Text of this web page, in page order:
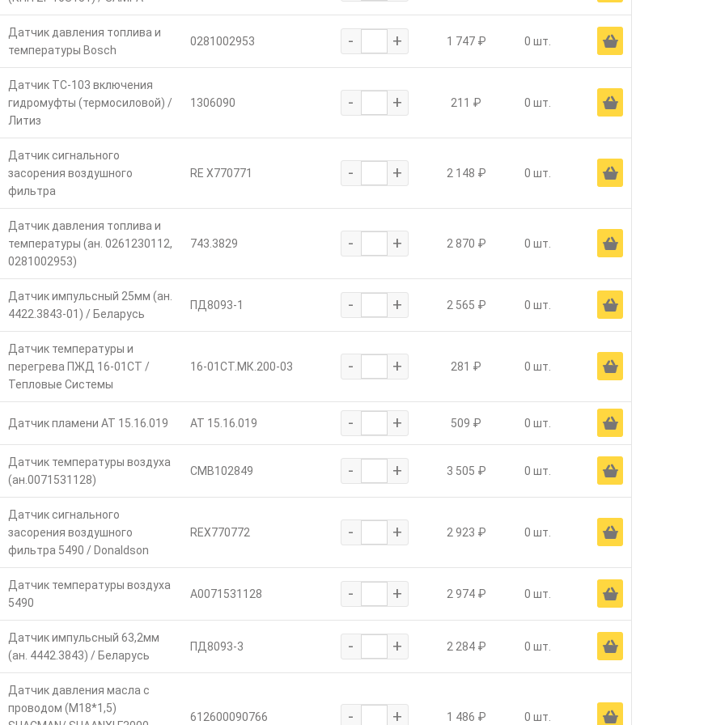
Датчик давления топлива и
температуры Bosch
0281002953 - + 1 747 ₽ 0 шт. Ä
Датчик ТС-103 включения
гидромуфты (термосиловой) /
Литиз
1306090 - + 211 ₽ 0 шт. Ä
Датчик сигнального
засорения воздушного
фильтра
RE X770771 - + 2 148 ₽ 0 шт. Ä
Датчик давления топлива и
температуры (ан. 0261230112,
0281002953)
743.3829 - + 2 870 ₽ 0 шт. Ä
Датчик импульсный 25мм (ан.
4422.3843-01) / Беларусь
ПД8093-1 - + 2 565 ₽ 0 шт. Ä
Датчик температуры и
перегрева ПЖД 16-01СТ /
Тепловые Системы
16-01СТ.МК.200-03 - + 281 ₽ 0 шт. Ä
Датчик пламени АТ 15.16.019 АТ 15.16.019 - + 509 ₽ 0 шт. Ä
Датчик температуры воздуха
(ан.0071531128)
CMB102849 - + 3 505 ₽ 0 шт. Ä
Датчик сигнального
засорения воздушного
фильтра 5490 / Donaldson
REX770772 - + 2 923 ₽ 0 шт. Ä
Датчик температуры воздуха
5490
A0071531128 - + 2 974 ₽ 0 шт. Ä
Датчик импульсный 63,2мм
(ан. 4442.3843) / Беларусь
ПД8093-3 - + 2 284 ₽ 0 шт. Ä
Датчик давления масла с
проводом (М18*1,5)
612600090766 - + 1 486 ₽ 0 шт. Ä